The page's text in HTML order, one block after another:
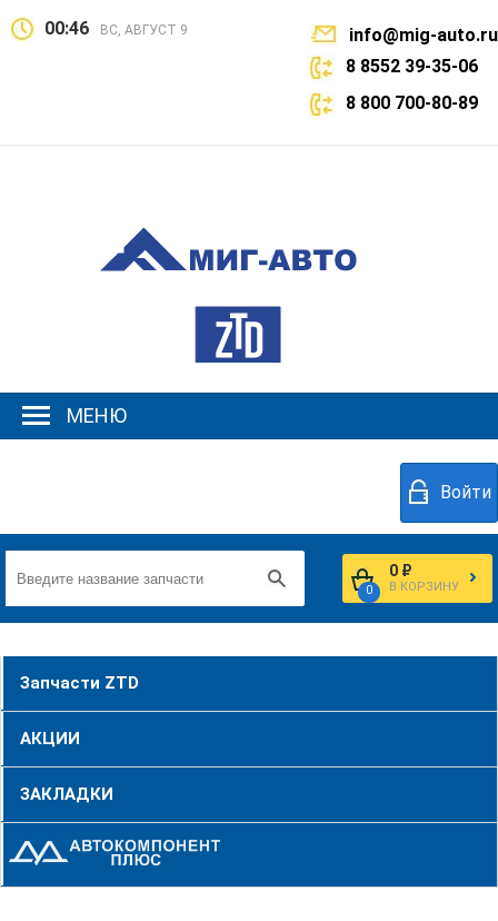
00:46 ВС, АВГУСТ 9
info@mig-auto.ru
8 8552 39-35-06
8 800 700-80-89
МЕНЮ
Войти
0
0 ₽
В КОРЗИНУ
Запчасти ZTD
АКЦИИ
ЗАКЛАДКИ